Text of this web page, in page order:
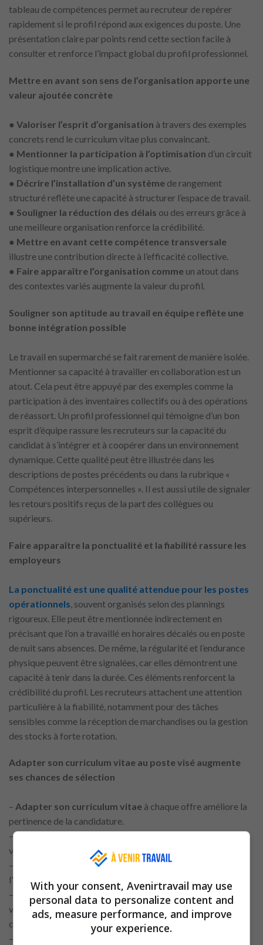
tableau de compétences permet au recruteur de repérer
rapidement si le profil répond aux exigences du poste. Une
présentation claire par points rend cette section facile à
consulter et renforce l’impact global du profil professionnel.
Mettre en avant son sens de l’organisation apporte une
valeur ajoutée concrète
● Valoriser l’esprit d’organisation à travers des exemples
concrets rend le curriculum vitae plus convaincant.
● Mentionner la participation à l’optimisation d’un circuit
logistique montre une implication active.
● Décrire l’installation d’un système de rangement
structuré reflète une capacité à structurer l’espace de travail.
● Souligner la réduction des délais ou des erreurs grâce à
une meilleure organisation renforce la crédibilité.
● Mettre en avant cette compétence transversale
illustre une contribution directe à l’efficacité collective.
● Faire apparaître l’organisation comme un atout dans
des contextes variés augmente la valeur du profil.
Souligner son aptitude au travail en équipe reflète une
bonne intégration possible
Le travail en supermarché se fait rarement de manière isolée.
Mentionner sa capacité à travailler en collaboration est un
atout. Cela peut être appuyé par des exemples comme la
participation à des inventaires collectifs ou à des opérations
de réassort. Un profil professionnel qui témoigne d’un bon
esprit d’équipe rassure les recruteurs sur la capacité du
candidat à s’intégrer et à coopérer dans un environnement
dynamique. Cette qualité peut être illustrée dans les
descriptions de postes précédents ou dans la rubrique «
Compétences interpersonnelles ». Il est aussi utile de signaler
les retours positifs reçus de la part des collègues ou
supérieurs.
Faire apparaître la ponctualité et la fiabilité rassure les
employeurs
La ponctualité est une qualité attendue pour les postes
opérationnels , souvent organisés selon des plannings
rigoureux. Elle peut être mentionnée indirectement en
précisant que l’on a travaillé en horaires décalés ou en poste
de nuit sans absences. De même, la régularité et l’endurance
physique peuvent être signalées, car elles démontrent une
capacité à tenir dans la durée. Ces éléments renforcent la
crédibilité du profil. Les recruteurs attachent une attention
particulière à la fiabilité, notamment pour des tâches
sensibles comme la réception de marchandises ou la gestion
des stocks à forte rotation.
Adapter son curriculum vitae au poste visé augmente
ses chances de sélection
– Adapter son curriculum vitae à chaque offre améliore la
pertinence de la candidature.
–Mettre en avant
visé renforce la cohérence du profil.
–
Sélectionner les compétences mentionnées
l’annonce aide à répondre aux attentes du recruteur.
–
Reformuler certaines descriptions
en utilisant le
vocabulaire de l’entreprise montre une compréhension du
contexte.
–
With your consent, Avenirtravail may use
personal data to personalize content and
ads, measure performance, and improve
your experience.